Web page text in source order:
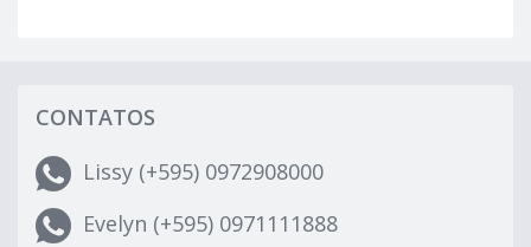
CONTATOS
Lissy (+595) 0972908000
Evelyn (+595) 0971111888